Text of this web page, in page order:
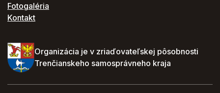
Fotogaléria
Kontakt
Organizácia je v zriaďovateľskej pôsobnosti
Trenčianskeho samosprávneho kraja